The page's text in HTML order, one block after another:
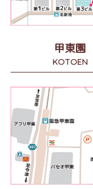
甲東園
KOTOEN